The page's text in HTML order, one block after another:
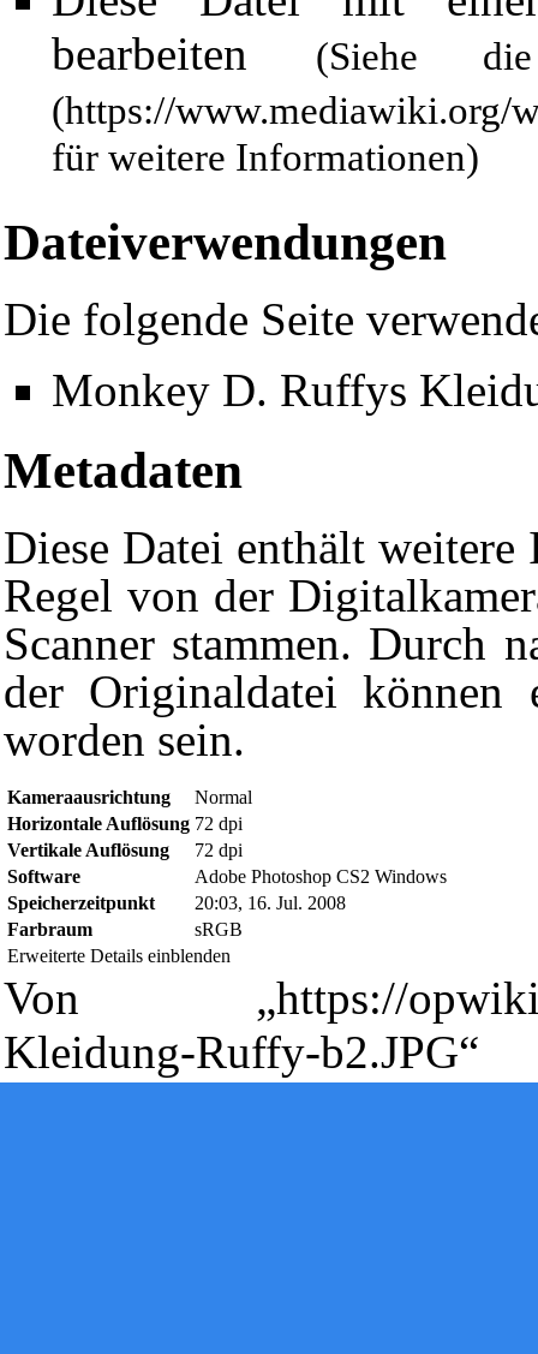
bearbeiten
(Siehe
für weitere Informationen)
Dateiverwendungen
Die folgende Seite
Monkey D. Ruffys
Metadaten
Diese Datei enthält
Regel von der
Scanner stammen. Durch
der Originaldatei können
worden sein.
Kameraausrichtung
Normal
Horizontale Auflösung 72 dpi
Vertikale Auflösung
72 dpi
Software
Adobe Photoshop CS2 Windows
Speicherzeitpunkt
20:03, 16. Jul. 2008
Farbraum
sRGB
Erweiterte Details einblenden
Von „https://
Kleidung-Ruffy-b2.JPG“
Diese Seite wurde zuletzt am 17. Juli 2008 um 00:50 Uhr
Powered by Computer-Base
Datenschutz-Optionen